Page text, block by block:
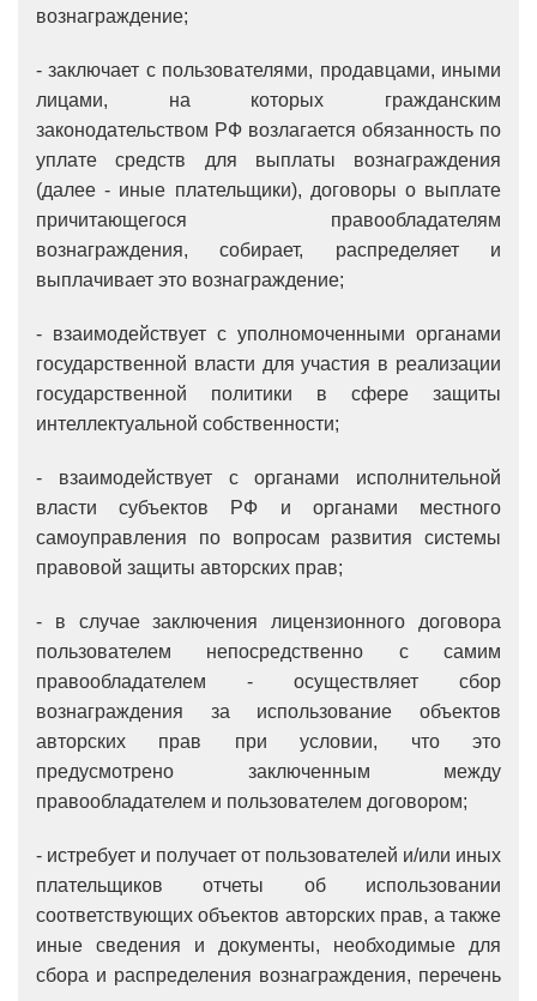
вознаграждение;
- заключает с пользователями, продавцами, иными
лицами, на которых гражданским
законодательством РФ возлагается обязанность по
уплате средств для выплаты вознаграждения
(далее - иные плательщики), договоры о выплате
причитающегося правообладателям
вознаграждения, собирает, распределяет и
выплачивает это вознаграждение;
- взаимодействует с уполномоченными органами
государственной власти для участия в реализации
государственной политики в сфере защиты
интеллектуальной собственности;
- взаимодействует с органами исполнительной
власти субъектов РФ и органами местного
самоуправления по вопросам развития системы
правовой защиты авторских прав;
- в случае заключения лицензионного договора
пользователем непосредственно с самим
правообладателем - осуществляет сбор
вознаграждения за использование объектов
авторских прав при условии, что это
предусмотрено заключенным между
правообладателем и пользователем договором;
- истребует и получает от пользователей и/или иных
плательщиков отчеты об использовании
соответствующих объектов авторских прав, а также
иные сведения и документы, необходимые для
сбора и распределения вознаграждения, перечень